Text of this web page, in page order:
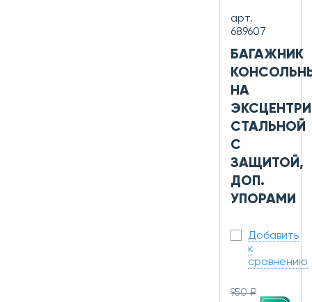
арт.
689607
БАГАЖНИК
НА
СТАЛЬНОЙ
С
ЗАЩИТОЙ,
ДОП.
УПОРАМИ
Добавить
к
сравнению
950 ₽